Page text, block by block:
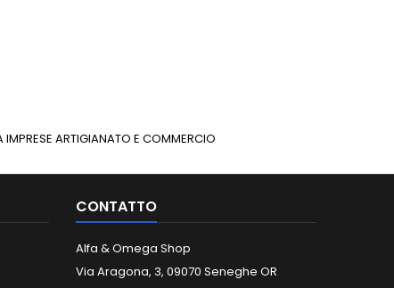
IMPRESE ARTIGIANATO E COMMERCIO
CONTATTO
Alfa & Omega Shop
Via Aragona, 3, 09070 Seneghe OR